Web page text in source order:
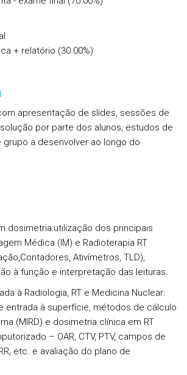
+ relatório (30.00%)
apresentação de slides, sessões de
por parte dos alunos, estudos de
a desenvolver ao longo do
dosimetria:utilização dos principais
Médica (IM) e Radioterapia RT
Ativímetros, TLD),
à função e interpretação das leituras.
à Radiologia, RT e Medicina Nuclear:
entrada à superfície, métodos de cálculo
(MIRD) e dosimetria clínica em RT
– OAR, CTV, PTV, campos de
etc. e avaliação do plano de